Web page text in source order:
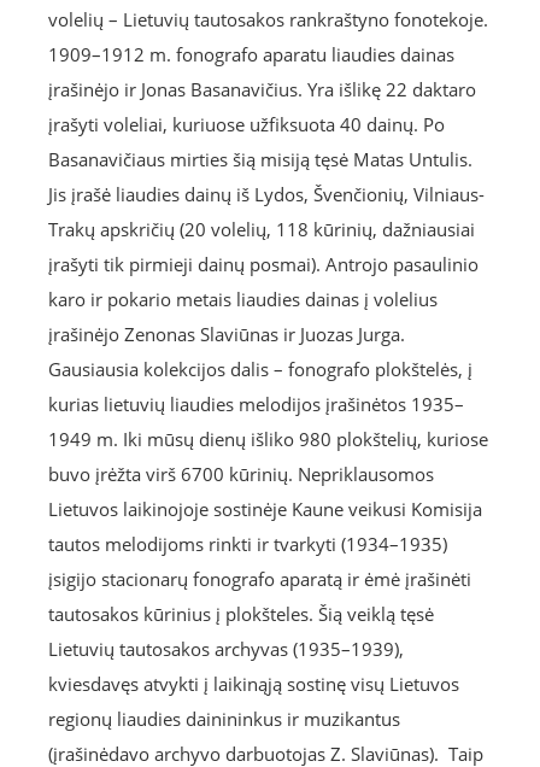
volelių – Lietuvių tautosakos rankraštyno fonotekoje.
1909–1912 m. fonografo aparatu liaudies dainas
įrašinėjo ir Jonas Basanavičius. Yra išlikę 22 daktaro
įrašyti voleliai, kuriuose užfiksuota 40 dainų. Po
Basanavičiaus mirties šią misiją tęsė Matas Untulis.
Jis įrašė liaudies dainų iš Lydos, Švenčionių, Vilniaus-
Trakų apskričių (20 volelių, 118 kūrinių, dažniausiai
įrašyti tik pirmieji dainų posmai). Antrojo pasaulinio
karo ir pokario metais liaudies dainas į volelius
įrašinėjo Zenonas Slaviūnas ir Juozas Jurga.
Gausiausia kolekcijos dalis – fonografo plokštelės, į
kurias lietuvių liaudies melodijos įrašinėtos 1935–
1949 m. Iki mūsų dienų išliko 980 plokštelių, kuriose
buvo įrėžta virš 6700 kūrinių. Nepriklausomos
Lietuvos laikinojoje sostinėje Kaune veikusi Komisija
tautos melodijoms rinkti ir tvarkyti (1934–1935)
įsigijo stacionarų fonografo aparatą ir ėmė įrašinėti
tautosakos kūrinius į plokšteles. Šią veiklą tęsė
Lietuvių tautosakos archyvas (1935–1939),
kviesdavęs atvykti į laikinąją sostinę visų Lietuvos
regionų liaudies dainininkus ir muzikantus
(įrašinėdavo archyvo darbuotojas Z. Slaviūnas). Taip